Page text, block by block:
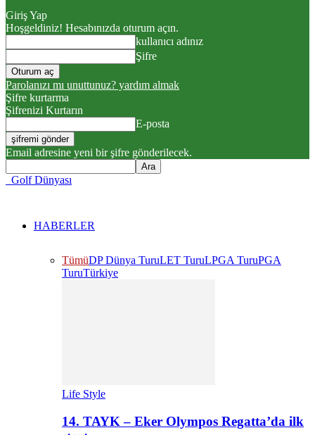
Giriş Yap
Hoşgeldiniz! Hesabınızda oturum açın.
kullanıcı adınız
Şifre
Parolanızı mı unuttunuz? yardım almak
Şifre kurtarma
Şifrenizi Kurtarın
E-posta
Email adresine yeni bir şifre gönderilecek.
Golf Dünyası
HABERLER
TümüDP Dünya TuruLET TuruLPGA TuruPGA
TuruTürkiye
Life Style
14. TAYK – Eker Olympos Regatta’da ilk